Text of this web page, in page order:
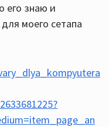
его знаю и
моего сетапа